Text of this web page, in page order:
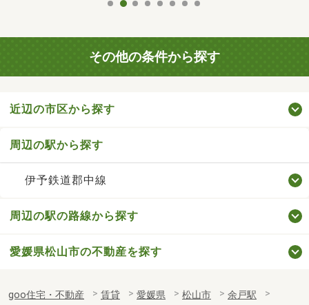
その他の条件から探す
近辺の市区から探す
周辺の駅から探す
伊予鉄道郡中線
周辺の駅の路線から探す
愛媛県松山市の不動産を探す
goo住宅・不動産 賃貸 愛媛県 松山市
余戸駅